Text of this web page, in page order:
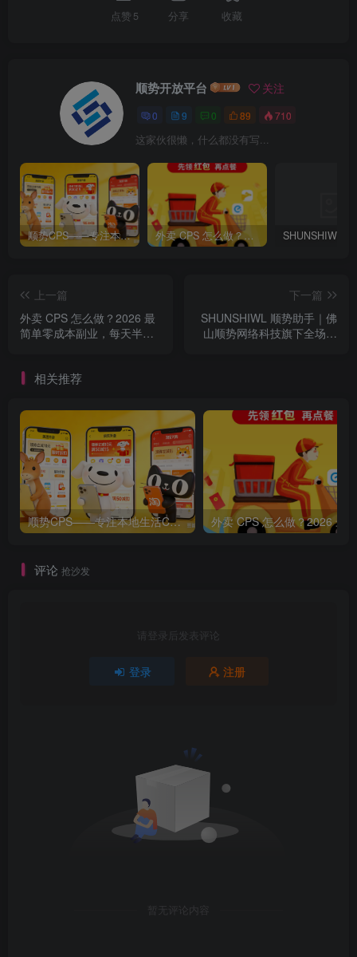
点赞 5 分享 收藏
顺势开放平台 关注
0 9 0 89 710
这家伙很懒，什么都没有写...
顺势CPS——专注本地生活CPS变现，长期稳定副业项目 外卖 CPS 怎么做？2026 最简单零成本副业，每天半小时躺赚佣金
上一篇
外卖 CPS 怎么做？2026 最
简单零成本副业，每天半小
下一篇
SHUNSHIWL 顺势助手｜佛
山顺势网络科技旗下全场景
相关推荐
顺势CPS——专注本地生活CPS变现，长期稳定副业项目
评论 抢沙发
请登录后发表评论
登录 注册
暂无评论内容